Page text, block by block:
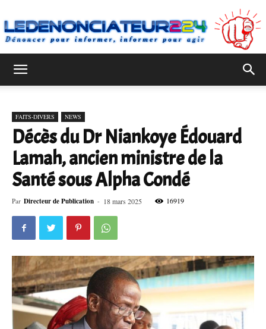
FAITS-DIVERS NEWS
Décès du Dr Niankoye Édouard
Lamah, ancien ministre de la
Santé sous Alpha Condé
Par Directeur de Publication - 18 mars 2025 16919